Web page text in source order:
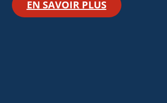
EN SAVOIR PLUS